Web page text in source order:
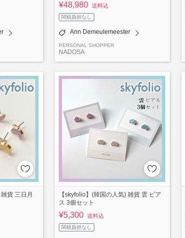
¥48,980 送料込
関税負担なし
Ann Demeulemeester
PERSONAL SHOPPER
NADOSA
貨 三日月
【skyfolio】(韓国の人気) 雑貨 雲 ピア
ス 3個セット
¥5,300 送料込
関税負担なし